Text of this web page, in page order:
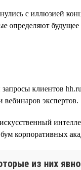
с иллюзией
определяют
клиентов
экспертов.
корпоративных
из них